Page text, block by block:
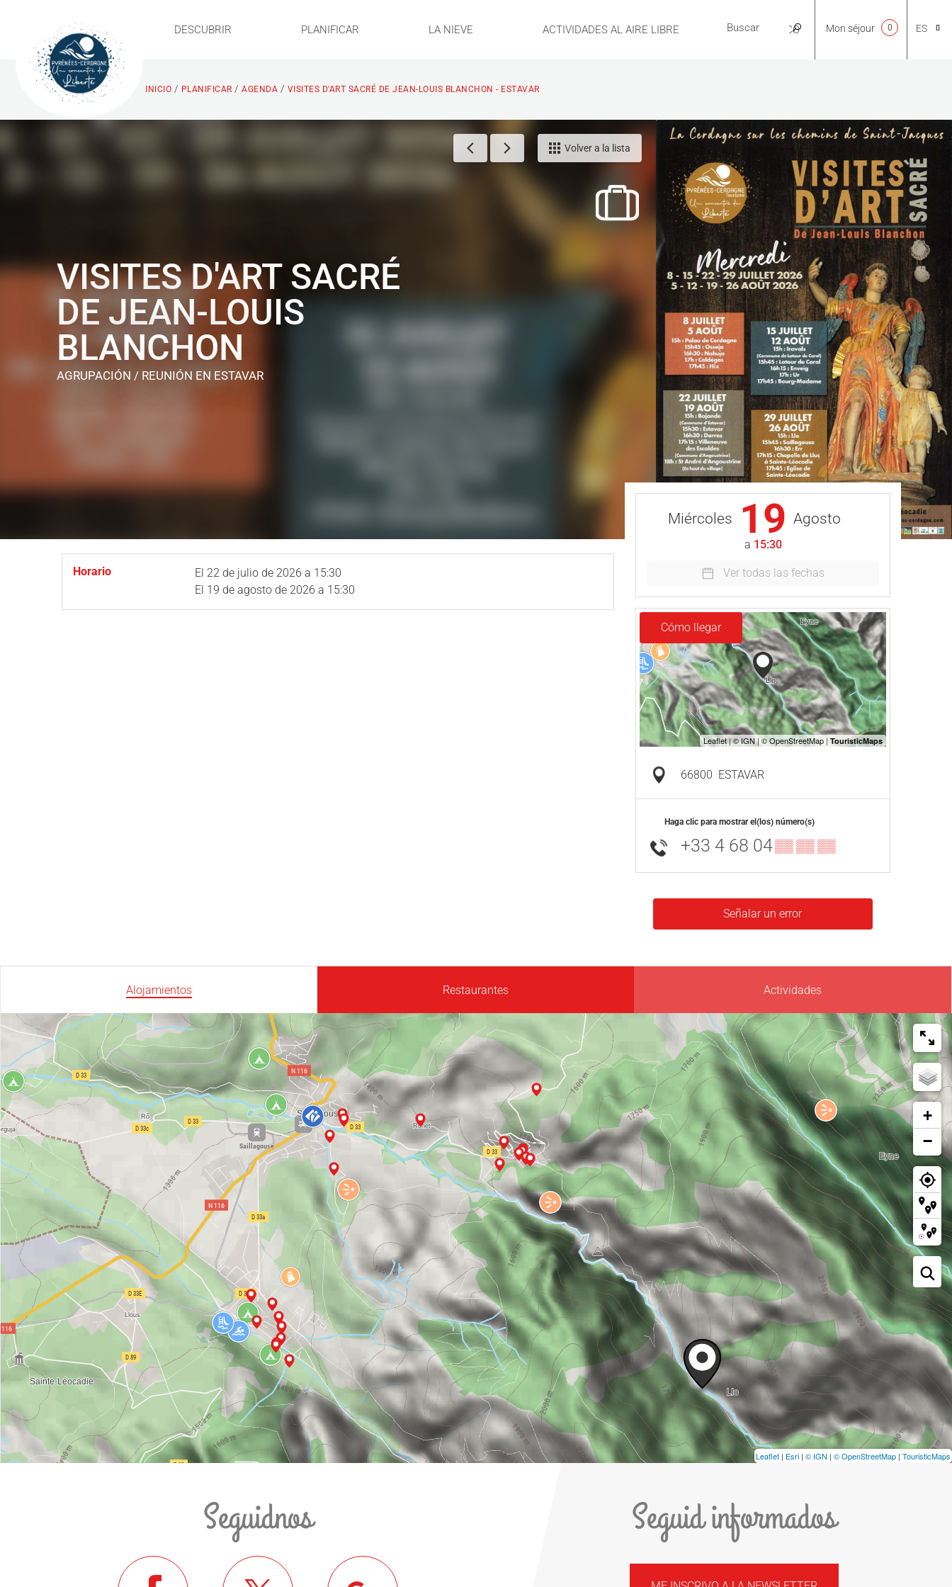
DESCUBRIR PLANIFICAR LA NIEVE ACTIVIDADES AL AIRE LIBRE PRÁCTICO
NL
EN
FR
ES
Mon séjour 0
INICIO / PLANIFICAR / AGENDA / VISITES D'ART SACRÉ DE JEAN-LOUIS BLANCHON - ESTAVAR
Volver a la lista
VISITES D'ART SACRÉ
DE JEAN-LOUIS
BLANCHON
AGRUPACIÓN / REUNIÓN EN ESTAVAR
Horario El 22 de julio de 2026 a 15:30
El 19 de agosto de 2026 a 15:30
Miércoles 19 Agosto
a 15:30
Ver todas las fechas
Cómo llegar
66800 ESTAVAR
Haga clic para mostrar el(los) número(s)
+33 4 68 04▒▒ ▒▒ ▒▒
Señalar un error
Alojamientos Restaurantes Actividades
+
−
Leaflet | Esri | © IGN | © OpenStreetMap | TouristicMaps
Seguidnos Seguid informados